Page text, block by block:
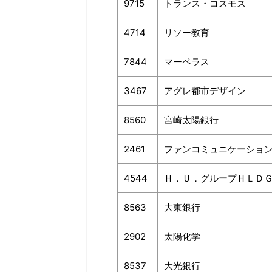
9715 トランス・コスモス
4714 リソー教育
7844 マーベラス
3467 アグレ都市デザイン
8560 宮崎太陽銀行
2461 ファンコミュニケーショ
4544 Ｈ．Ｕ．グループＨＬＤ
8563 大東銀行
2902 太陽化学
8537 大光銀行